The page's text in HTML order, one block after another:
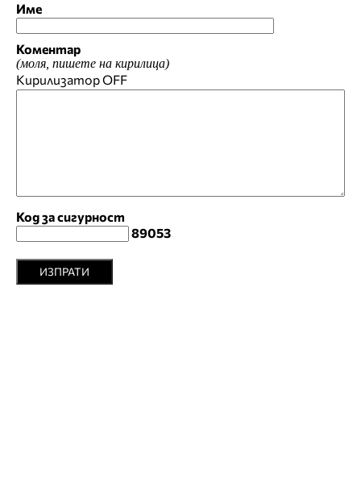
Име
Коментар
(моля, пишете на кирилица)
КирилизаторOFF
Код за сигурност
89053
ИЗПРАТИ